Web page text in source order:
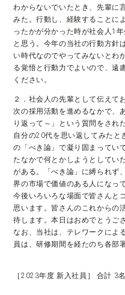
わからないでいたとき、先輩に
みた。行動し、経験することに
ったかが分かった時が社会人1
と思う。今年の当社の行動方針
い時代なのでやってみないとわ
る覚悟と行動力でよいので、遠
ください。
２．社会人の先輩として伝えて
次の採用活動を進めるなかで、
り返って～」という質問をされた
自分の20代を思い返してみたと
の「べき論」で凝り固まってい
たなかで何とかしようとしてい
がある。「べき論」に縛られず
界の市場で価値のある人になっ
今後いろいろな場面で皆さんと
思います。皆さんのこれからの
待します。本日はおめでとうご
なお、当社は、テレワークによ
員は、研修期間を経たのち各部
［2023年度 新入社員］ 合計 3名